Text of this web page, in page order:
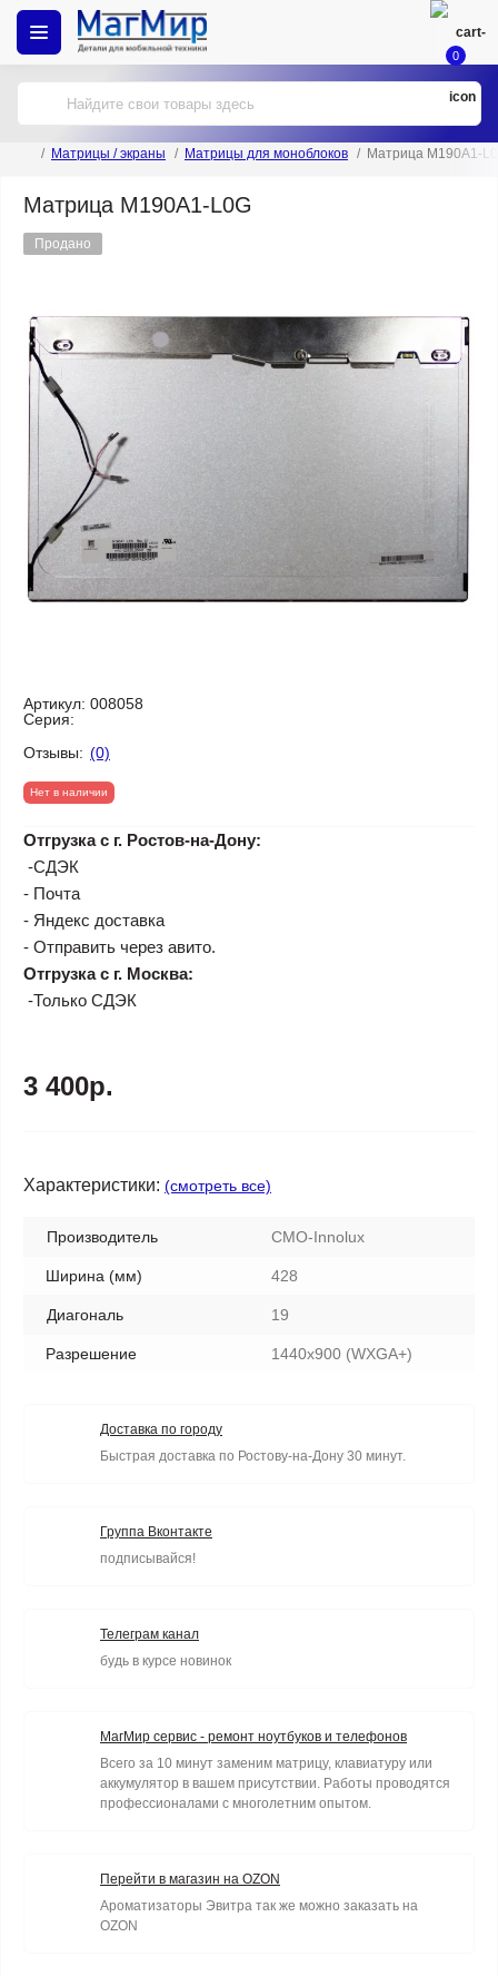
0
Матрицы / экраны Матрицы для моноблоков Матрица M190A1-
Матрица M190A1-L0G
Продано
Артикул: 008058
Серия:
Отзывы: (0)
Нет в наличии
Отгрузка с г. Ростов-на-Дону:
-СДЭК
- Почта
- Яндекс доставка
- Отправить через авито.
Отгрузка с г. Москва:
-Только СДЭК
3 400р.
Характеристики: (смотреть все)
Производитель CMO-Innolux
Ширина (мм) 428
Диагональ 19
Разрешение 1440x900 (WXGA+)
Доставка по городу
Быстрая доставка по Ростову-на-Дону 30 минут.
Группа Вконтакте
подписывайся!
Телеграм канал
будь в курсе новинок
МагМир сервис - ремонт ноутбуков и телефонов
Всего за 10 минут заменим матрицу, клавиатуру или
аккумулятор в вашем присутствии. Работы проводятся
профессионалами с многолетним опытом.
Перейти в магазин на OZON
Ароматизаторы Эвитра так же можно заказать на
OZON